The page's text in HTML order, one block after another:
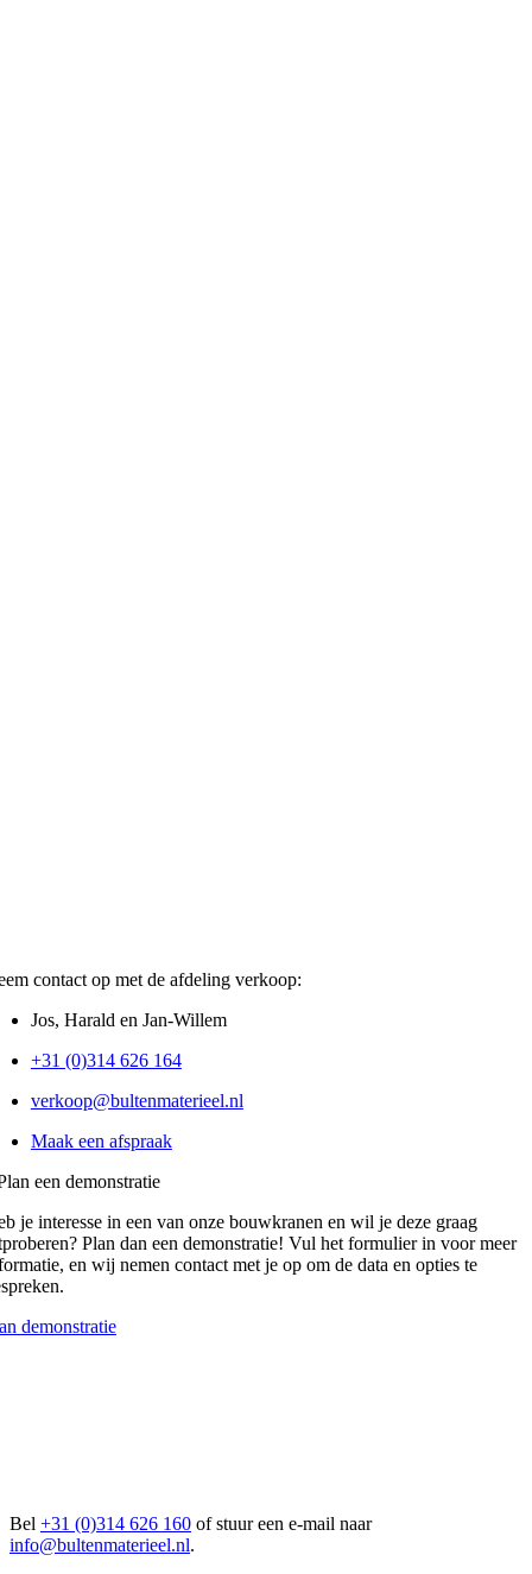
contact op met de afdeling verkoop:
Jos, Harald en Jan-Willem
+31 (0)314 626 164
verkoop@bultenmaterieel.nl
Maak een afspraak
een demonstratie
je interesse in een van onze bouwkranen en wil je deze graag
Plan dan een demonstratie! Vul het formulier in voor meer
en wij nemen contact met je op om de data en opties te
demonstratie
Bel +31 (0)314 626 160 of stuur een e-mail naar
info@bultenmaterieel.nl.